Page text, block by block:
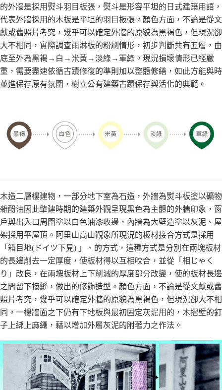
的外牆是採用熨斗羽目板張，熨斗是形容平坦的日式建築用語，
代表外牆採用的木板是平坦的羽目板張。顏色方面，不論是從文
獻或舊照片考究，幾乎可以確定外牆的原貌為黑褐色，但現況卻
大不相同，實際調查雨淋板的粉刷情形，初步判斷共有五層，由
底至外為黑褐→白→米黃→淡綠→軍綠。現況損壞情形已經嚴
重，需要盡速依循古蹟修復的準則加以整體修繕，如此方能與時
並進保存原有氛圍，樹立公有建築古蹟保存與活化的典範。
木造二層樓建物，一部分地下室為石造，外牆為熨斗板塗以礦物
雜酚油因此肇建時期的建築外觀呈現黑色為主體的外牆印象，窗
戶與出入口周圍塗以白色油漆收邊，內牆為大壁造塗以灰泥、屋
架採用平屋頂。阿里山高山觀象所現況的板材接合方式是採用
「箱目地(ドイツ下見) 」、的方式，這種方式是分別在兩塊板材
的長邊削去一定厚度，使板材得以互相咬合，並從「相じゃく
り」改良，在兩塊板材上下削減的厚度部分改變，使的板材長邊
之間留下接縫，做出的修飾造型。顏色方面，不論是從文獻或舊
照片考究，幾乎可以確定外牆的原貌為黑褐色，但現況卻大不相
同。一樓牆面之下仍有下地板與最初固定灰泥用的，木摺壁的釘
子上綁上麻繩，藉以增加外層灰泥的附著力之作法。